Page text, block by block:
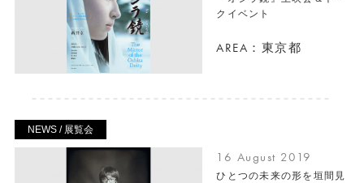
クイベント
AREA：東京都
NEWS / 展覧会
16 August 2019
ひとつの未来の形を垣間見